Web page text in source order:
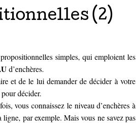
(2)
simples, qui emploient les
d’enchères.
et de le lui demander de décider à votre
décider.
vous connaissez le niveau d’enchères à
par exemple. Mais vous ne savez pas